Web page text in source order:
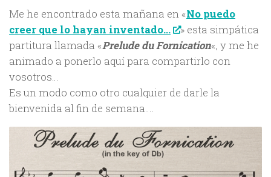
Me he encontrado esta mañana en «No puedo
creer que lo hayan inventado…
» esta simpática
partitura llamada «Prelude du Fornication«, y me he
animado a ponerlo aquí para compartirlo con
vosotros…
Es un modo como otro cualquier de darle la
bienvenida al fin de semana….